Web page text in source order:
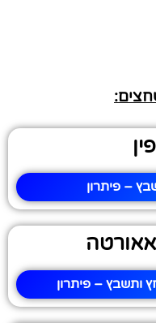
– פיתרון
ותשבץ – פיתרון